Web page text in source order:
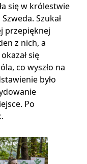
się w królestwie
Szukał
przepięknej
z nich, a
się
co wyszło na
było
Po